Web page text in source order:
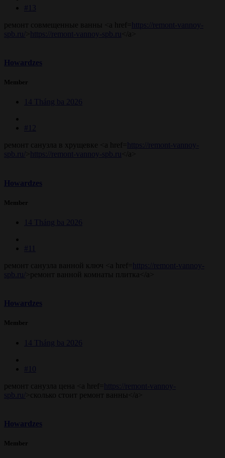
#13
ремонт совмещенные ванны <a href=
https://remont-vannoy-
spb.ru/
https://remont-vannoy-spb.ru </a>
Howardzes
Member
14 Tháng ba 2026
#12
ремонт санузла в хрущевке <a href=
https://remont-vannoy-
spb.ru/
https://remont-vannoy-spb.ru </a>
Howardzes
Member
14 Tháng ba 2026
#11
ремонт санузла ванной ключ <a href=
https://remont-vannoy-
spb.ru/
>ремонт ванной комнаты плитка</a>
Howardzes
Member
14 Tháng ba 2026
#10
ремонт санузла цена <a href=
https://remont-vannoy-
spb.ru/
>сколько стоит ремонт ванны</a>
Howardzes
Member